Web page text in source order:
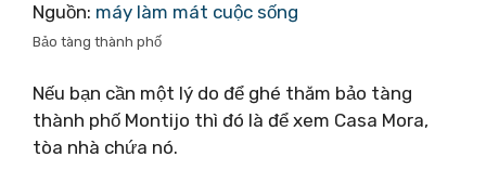
Nguồn: máy làm mát cuộc sống
Bảo tàng thành phố
Nếu bạn cần một lý do để ghé thăm bảo tàng
thành phố Montijo thì đó là để xem Casa Mora,
tòa nhà chứa nó.